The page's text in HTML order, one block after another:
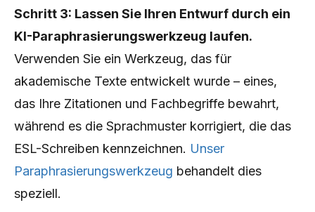
Schritt 3: Lassen Sie Ihren Entwurf durch ein
KI-Paraphrasierungswerkzeug laufen.
Verwenden Sie ein Werkzeug, das für
akademische Texte entwickelt wurde – eines,
das Ihre Zitationen und Fachbegriffe bewahrt,
während es die Sprachmuster korrigiert, die das
ESL-Schreiben kennzeichnen. Unser
Paraphrasierungswerkzeug behandelt dies
speziell.